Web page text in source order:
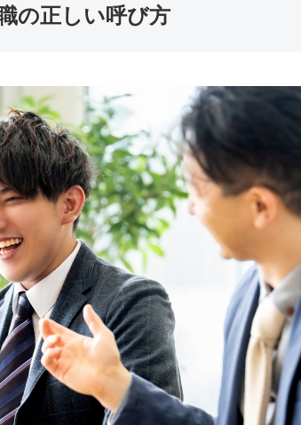
の正しい呼び方